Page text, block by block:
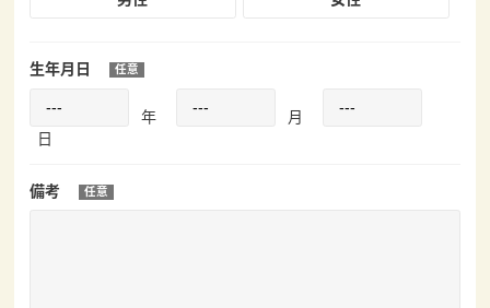
生年月日
年
月
日
備考